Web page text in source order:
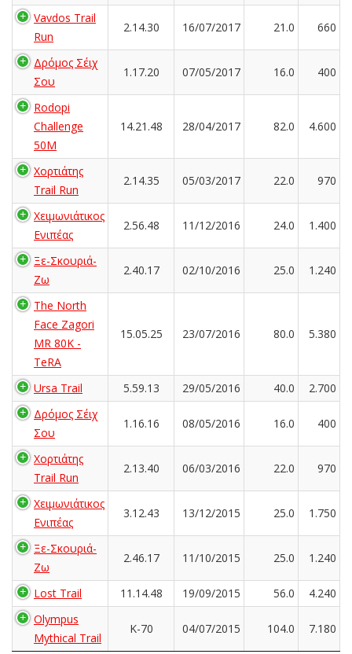
Vavdos Trail
Run
2.14.30 16/07/2017 21.0 660
Δρόμος Σέιχ
Σου
1.17.20 07/05/2017 16.0 400
Rodopi
Challenge
50M
14.21.48 28/04/2017 82.0 4.600
Χορτιάτης
Trail Run
2.14.35 05/03/2017 22.0 970
Χειμωνιάτικος
Ενιπέας
2.56.48 11/12/2016 24.0 1.400
Ξε-Σκουριά-
Ζω
2.40.17 02/10/2016 25.0 1.240
The North
Face Zagori
MR 80K -
TeRA
15.05.25 23/07/2016 80.0 5.380
Ursa Trail 5.59.13 29/05/2016 40.0
2.700
Δρόμος Σέιχ
Σου
1.16.16 08/05/2016 16.0 400
Χορτιάτης
Trail Run
2.13.40 06/03/2016 22.0 970
Χειμωνιάτικος
Ενιπέας
3.12.43 13/12/2015 25.0 1.750
Ξε-Σκουριά-
Ζω
2.46.17 11/10/2015 25.0 1.240
Lost Trail 11.14.48 19/09/2015 56.0
4.240
Olympus
Mythical Trail
K-70 04/07/2015 104.0 7.180